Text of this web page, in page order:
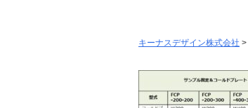
キーナスデザイン株式会社 >